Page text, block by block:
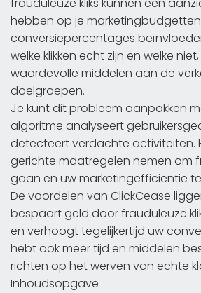
frauduleuze kliks kunnen een
hebben op je
conversiepercentages
welke klikken echt zijn en welke
waardevolle middelen aan de
doelgroepen.
Je kunt dit probleem aanpakken
algoritme analyseert
detecteert verdachte activiteiten.
gerichte maatregelen nemen om
gaan en uw marketingefficiëntie
De voordelen van ClickCease
bespaart geld door frauduleuze
en verhoogt tegelijkertijd uw
hebt ook meer tijd en middelen
richten op het werven van echte
Inhoudsopgave